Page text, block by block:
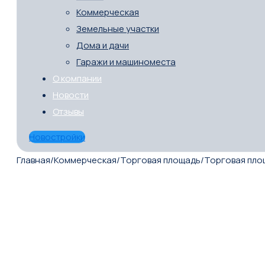
Коммерческая
Земельные участки
Дома и дачи
Гаражи и машиноместа
О компании
Новости
Отзывы
Новостройки
Главная/Коммерческая/Торговая площадь/Торговая